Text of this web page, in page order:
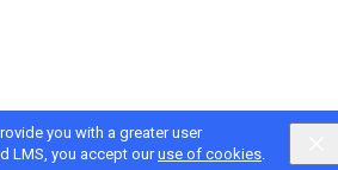
you with a greater user
LMS, you accept ouruse of cookies.